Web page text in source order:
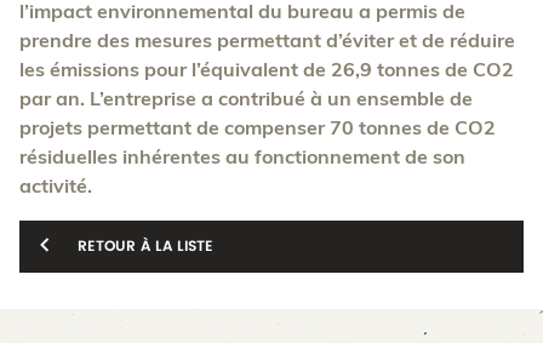
l’impact environnemental du bureau a permis de
prendre des mesures permettant d’éviter et de réduire
les émissions pour l’équivalent de 26,9 tonnes de CO2
par an. L’entreprise a contribué à un ensemble de
projets permettant de compenser 70 tonnes de CO2
résiduelles inhérentes au fonctionnement de son
activité.
RETOUR À LA LISTE